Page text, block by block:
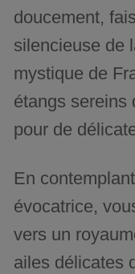
doucement,
silencieuse de
mystique de
étangs sereins
pour de
En
évocatrice,
vers un
ailes délicates